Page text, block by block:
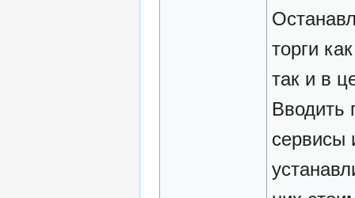
торги
так и в
Вводить
сервисы